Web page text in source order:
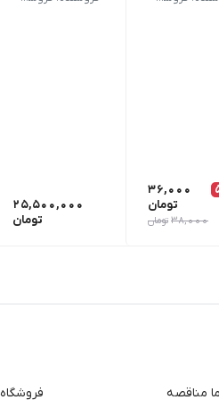
36,000
تومان
38,000 تومان
25,500,000
تومان
مناقصه فروشگاه